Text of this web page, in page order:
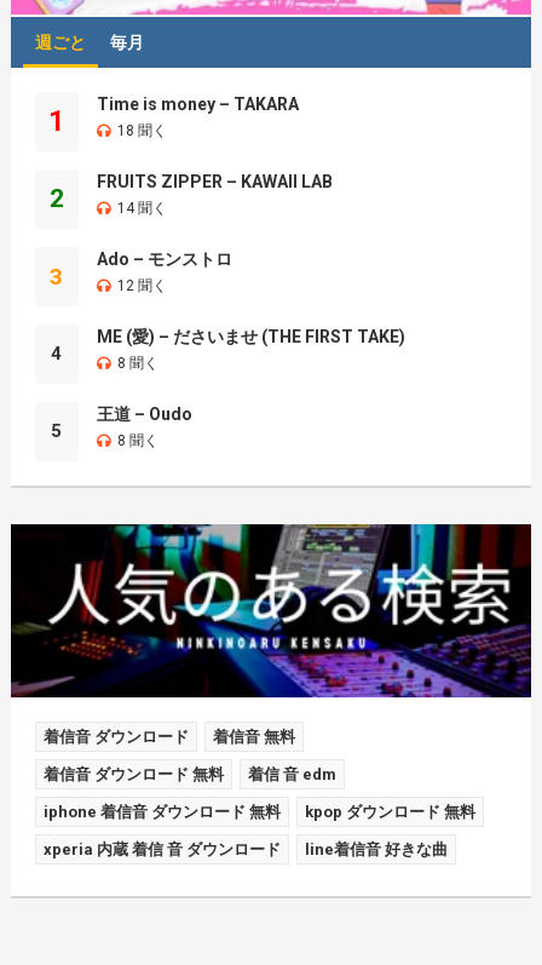
週ごと 毎月
1
Time is money – TAKARA
18 聞く
2
FRUITS ZIPPER – KAWAII LAB
14 聞く
3
Ado – モンストロ
12 聞く
4
ME (愛) – ださいませ (THE FIRST TAKE)
8 聞く
5
王道 – Oudo
8 聞く
着信音 ダウンロード 着信音 無料
着信音 ダウンロード 無料 着信 音 edm
iphone 着信音 ダウンロード 無料 kpop ダウンロード 無料
xperia 内蔵 着信 音 ダウンロード line着信音 好きな曲